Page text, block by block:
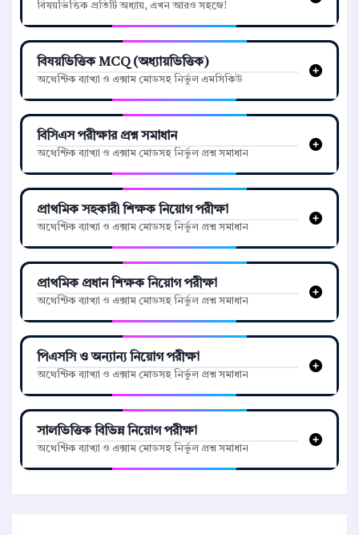
বিষয়ভিত্তিক প্রতিটি অধ্যায়, এখন আরও সহজে!
বিষয়ভিত্তিক MCQ (অধ্যায়ভিত্তিক)
অথেন্টিক ব্যাখ্যা ও এক্সাম মোডসহ নির্ভুল এমসিকিউ
বিসিএস পরীক্ষার প্রশ্ন সমাধান
অথেন্টিক ব্যাখ্যা ও এক্সাম মোডসহ নির্ভুল প্রশ্ন সমাধান
প্রাথমিক সহকারী শিক্ষক নিয়োগ পরীক্ষা
অথেন্টিক ব্যাখ্যা ও এক্সাম মোডসহ নির্ভুল প্রশ্ন সমাধান
প্রাথমিক প্রধান শিক্ষক নিয়োগ পরীক্ষা
অথেন্টিক ব্যাখ্যা ও এক্সাম মোডসহ নির্ভুল প্রশ্ন সমাধান
পিএসসি ও অন্যান্য নিয়োগ পরীক্ষা
অথেন্টিক ব্যাখ্যা ও এক্সাম মোডসহ নির্ভুল প্রশ্ন সমাধান
সালভিত্তিক বিভিন্ন নিয়োগ পরীক্ষা
অথেন্টিক ব্যাখ্যা ও এক্সাম মোডসহ নির্ভুল প্রশ্ন সমাধান